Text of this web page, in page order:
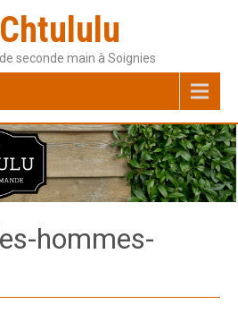
seconde main à Soignies
hommes-